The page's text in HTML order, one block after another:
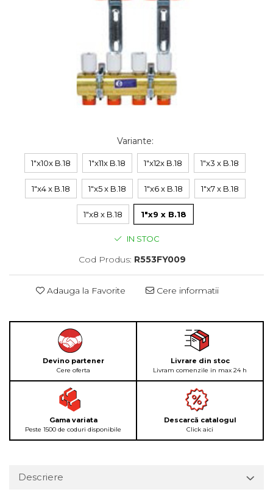
Variante:
1"x10x B.18 1"x11x B.18 1"x12x B.18 1"x3 x B.18
1"x4 x B.18 1"x5 x B.18 1"x6 x B.18 1"x7 x B.18
1"x8 x B.18 1"x9 x B.18
IN STOC
Cod Produs: R553FY009
Adauga la Favorite Cere informatii
Devino partener
Cere oferta
Livrare din stoc
Livram comenzile in max 24 h
Gama variata
Peste 1500 de coduri disponibile
Descarcă catalogul
Click aici
Descriere